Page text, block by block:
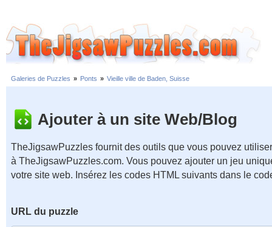
Galeries de Puzzles » Ponts » Vieille ville de Baden, Suisse
Ajouter à un site Web/Blog
TheJigsawPuzzles fournit des outils que vous pouvez
à TheJigsawPuzzles.com. Vous pouvez ajouter un jeu
votre site web. Insérez les codes HTML suivants dans le
URL du puzzle